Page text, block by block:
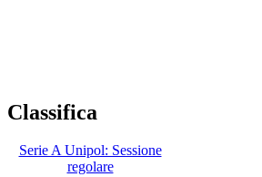
Classifica
Serie A Unipol: Sessione
regolare